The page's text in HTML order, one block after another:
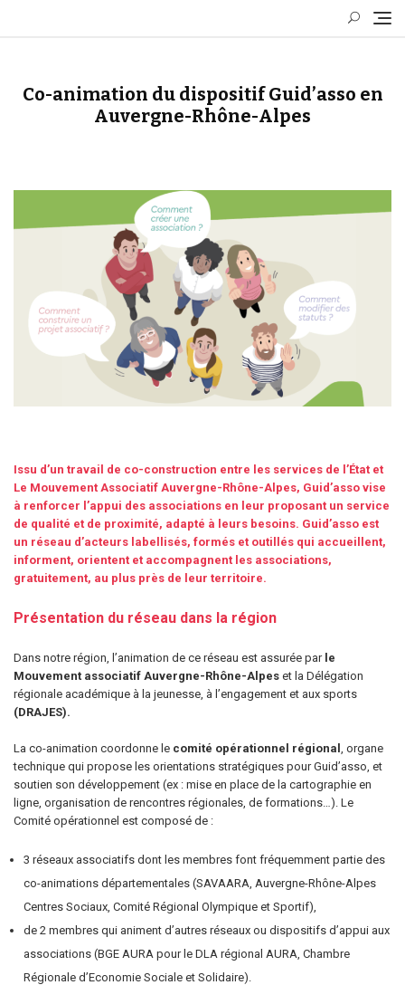
Co-animation du dispositif Guid’asso en
Auvergne-Rhône-Alpes
Issu d’un travail de co-construction entre les services de l’État et
Le Mouvement Associatif Auvergne-Rhône-Alpes, Guid’asso vise
à renforcer l’appui des associations en leur proposant un service
de qualité et de proximité, adapté à leurs besoins. Guid’asso est
un réseau d’acteurs labellisés, formés et outillés qui accueillent,
informent, orientent et accompagnent les associations,
gratuitement, au plus près de leur territoire.
Présentation du réseau dans la région
Dans notre région, l’animation de ce réseau est assurée par le
Mouvement associatif Auvergne-Rhône-Alpes et la Délégation
régionale académique à la jeunesse, à l’engagement et aux sports
(DRAJES).
La co-animation coordonne le comité opérationnel régional
, organe
technique qui propose les orientations stratégiques pour Guid’asso, et
soutien son développement (ex : mise en place de la cartographie en
ligne, organisation de rencontres régionales, de formations…). Le
Comité opérationnel est composé de :
3 réseaux associatifs dont les membres font fréquemment partie des
co-animations départementales (SAVAARA, Auvergne-Rhône-Alpes
Centres Sociaux, Comité Régional Olympique et Sportif),
de 2 membres qui animent d’autres réseaux ou dispositifs d’appui aux
associations (BGE AURA pour le DLA régional AURA, Chambre
Régionale d’Economie Sociale et Solidaire).